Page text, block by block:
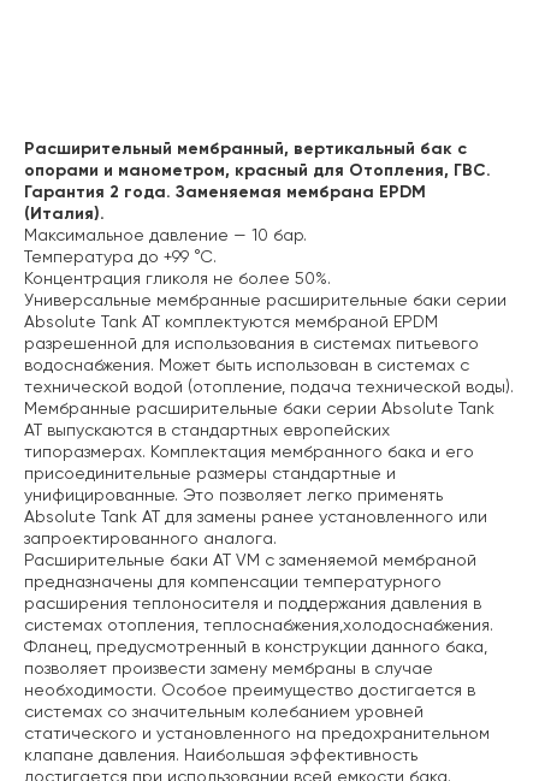
Расширительный мембранный, вертикальный бак с
опорами и манометром, красный для Отопления, ГВС.
Гарантия 2 года. Заменяемая мембрана EPDM
(Италия).
Максимальное давление — 10 бар.
Температура до +99 °С.
Концентрация гликоля не более 50%.
Универсальные мембранные расширительные баки серии
Absolute Tank AT комплектуются мембраной EPDM
разрешенной для использования в системах питьевого
водоснабжения. Может быть использован в системах с
технической водой (отопление, подача технической воды).
Мембранные расширительные баки серии Absolute Tank
AT выпускаются в стандартных европейских
типоразмерах. Комплектация мембранного бака и его
присоединительные размеры стандартные и
унифицированные. Это позволяет легко применять
Absolute Tank AT для замены ранее установленного или
запроектированного аналога.
Расширительные баки АТ VM с заменяемой мембраной
предназначены для компенсации температурного
расширения теплоносителя и поддержания давления в
системах отопления, теплоснабжения,холодоснабжения.
Фланец, предусмотренный в конструкции данного бака,
позволяет произвести замену мембраны в случае
необходимости. Особое преимущество достигается в
системах со значительным колебанием уровней
статического и установленного на предохранительном
клапане давления. Наибольшая эффективность